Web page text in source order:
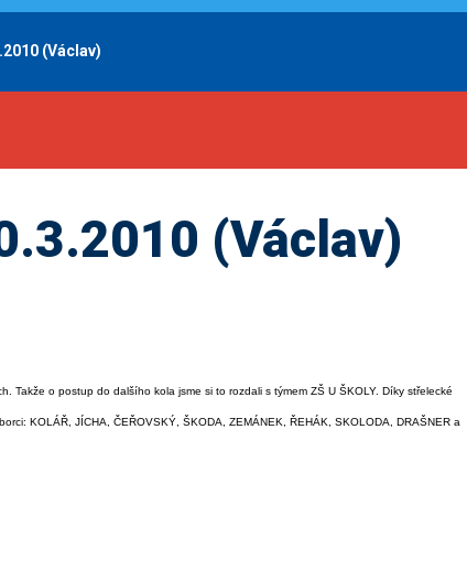
(Václav)
(Václav)
o postup do dalšího kola jsme si to rozdali s týmem ZŠ U ŠKOLY. Díky střelecké
KOLÁŘ, JÍCHA, ČEŘOVSKÝ, ŠKODA, ZEMÁNEK, ŘEHÁK, SKOLODA, DRAŠNER a